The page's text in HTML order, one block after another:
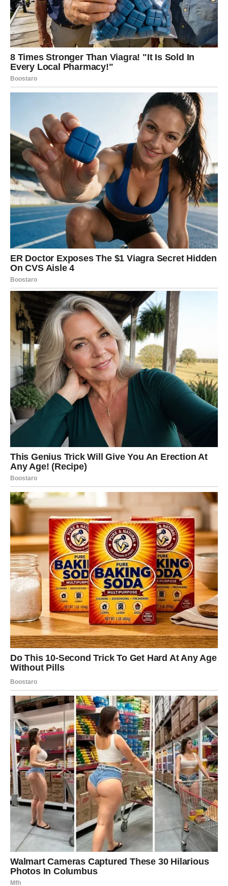
Devica
Device će u narednim danima razmišljati o planovima i
organizaciji života. Možda ćete odlučiti da promenite
nešto u svakodnevnim navikama ili planovima za
budućnost. Vaša analitičnost može vam pomoći da
donesete mudru odluku.
U ljubavi može doći do iskrenog razgovora koji će
razjasniti neke stvari. Slobodne Device mogu upoznati
osobu koja ih privlači inteligencijom i smirenošću.
Vaga
Vage do kraja sedmice mogu osetiti potrebu za
ravnotežom i harmonijom. Ako su u poslednje vreme
postojale napetosti u odnosima sa ljudima oko vas, sada
postoji šansa da se stvari smire.
U ljubavi je moguć romantičan trenutak ili prijatno
iznenađenje. Slobodne Vage mogu upoznati nekoga na
mestu gde to nisu očekivale.
Škorpija
Škorpije ulaze u period u kojem će intuicija igrati veliku
ulogu. Možda ćete primetiti stvari koje drugi ne vide ili
shvatiti pravu nameru nekih ljudi. Ovaj period može
doneti važne uvide.
U ljubavi emocije mogu biti veoma snažne. Ako ste u vezi,
moguće je da ćete sa partnerom imati dubok razgovor
koji će ojačati vaš odnos.
Strelac
Strelčevi će u narednim danima imati želju za promenom i
novim iskustvima. Moguće je da ćete razmišljati o
putovanju, učenju ili nekoj novoj ideji koja vas inspiriše.
Energija kraja sedmice donosi optimizam.
Na ljubavnom planu moguće je prijatno iznenađenje ili
zanimljiv susret. Slobodni Strelčevi mogli bi upoznati
osobu koja deli njihove interese.
Jarac
Jarčevi će do kraja sedmice biti fokusirani na obaveze i
ciljeve. Možda ćete raditi više nego inače, ali vaš trud
neće proći nezapaženo. Postoji mogućnost da dobijete
pohvalu ili priznanje za ono što radite.
razgovorom. Partner želi više jasnoće o vašim planovima.
Vodolija
Vodolije mogu osetiti nalet inspiracije i želju da pokrenu
nešto novo. Vaša kreativnost dolazi do izražaja i možete
dobiti ideju koja će vam biti veoma važna u budućnosti.
U ljubavi se mogu pojaviti zanimljive promene. Partner
može pokazati više razumevanja nego ranije, dok
slobodne Vodolije mogu upoznati osobu koja ih intrigira.
Ribe